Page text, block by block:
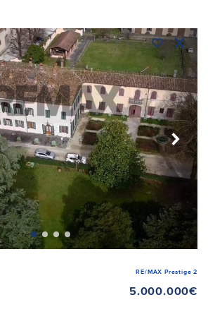
RE/MAX Prestige 2
5.000.000€